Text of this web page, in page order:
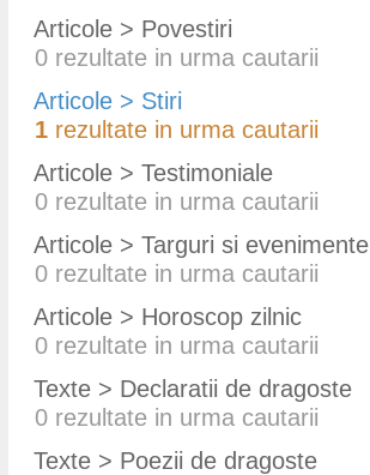
Articole > Povestiri
0 rezultate in urma cautarii
Articole > Stiri
1 rezultate in urma cautarii
Articole > Testimoniale
0 rezultate in urma cautarii
Articole > Targuri si evenimente
0 rezultate in urma cautarii
Articole > Horoscop zilnic
0 rezultate in urma cautarii
Texte > Declaratii de dragoste
0 rezultate in urma cautarii
Texte > Poezii de dragoste